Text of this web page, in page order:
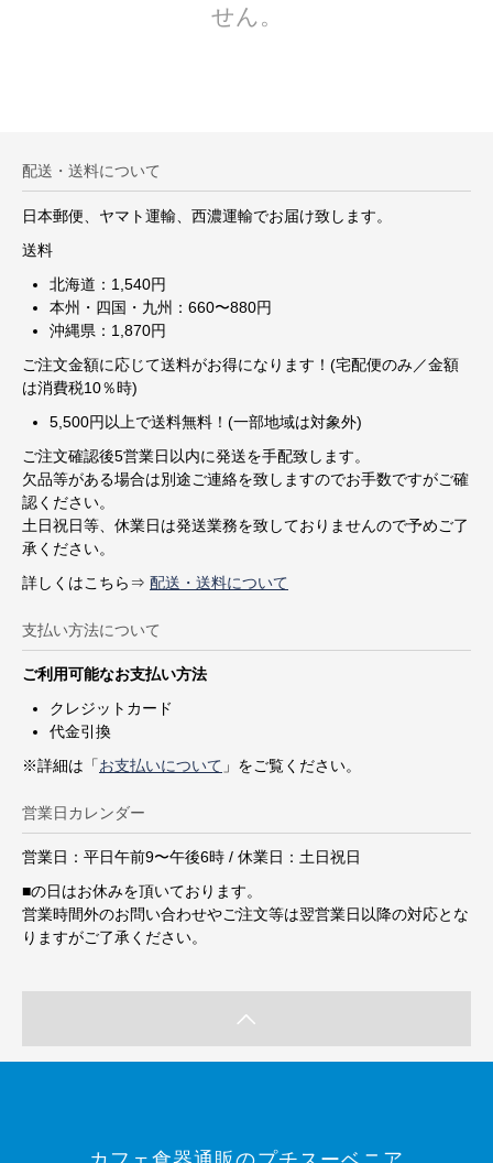
せん。
配送・送料について
日本郵便、ヤマト運輸、西濃運輸でお届け致します。
送料
北海道：1,540円
本州・四国・九州：660〜880円
沖縄県：1,870円
ご注文金額に応じて送料がお得になります！(宅配便のみ／金額
は消費税10％時)
5,500円以上で送料無料！(一部地域は対象外)
ご注文確認後5営業日以内に発送を手配致します。
欠品等がある場合は別途ご連絡を致しますのでお手数ですがご確
認ください。
土日祝日等、休業日は発送業務を致しておりませんので予めご了
承ください。
詳しくはこちら⇒ 配送・送料について
支払い方法について
ご利用可能なお支払い方法
クレジットカード
代金引換
※詳細は「お支払いについて 」をご覧ください。
営業日カレンダー
営業日：平日午前9〜午後6時 / 休業日：土日祝日
■の日はお休みを頂いております。
営業時間外のお問い合わせやご注文等は翌営業日以降の対応とな
りますがご了承ください。